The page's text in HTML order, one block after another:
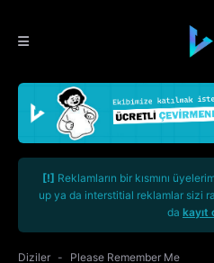
[!] Reklamların bir kısmını
up ya da interstitial reklamlar sizi
da kayıt
Diziler Please Remember Me